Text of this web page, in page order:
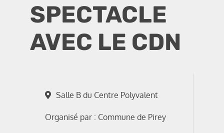
Vos services
Vie localeSPECTACLE
AVEC LE CDN
Salle B du Centre Polyvalent
Organisé par : Commune de Pirey